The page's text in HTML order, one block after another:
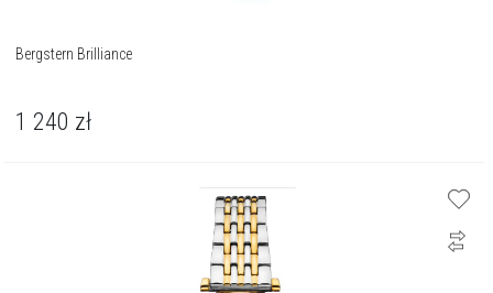
Bergstern Brilliance
1 240 zł